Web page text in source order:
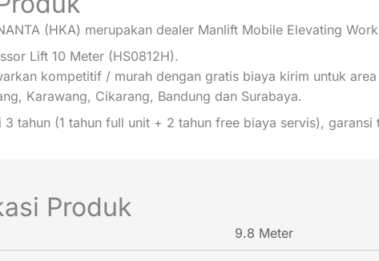
(HKA) merupakan dealer Manlift Mobile Elevating
Lift 10 Meter (HS0812H).
kompetitif / murah dengan gratis biaya kirim untuk
Karawang, Cikarang, Bandung dan Surabaya.
3 tahun (1 tahun full unit + 2 tahun free biaya servis),
Produk
9.8 Meter